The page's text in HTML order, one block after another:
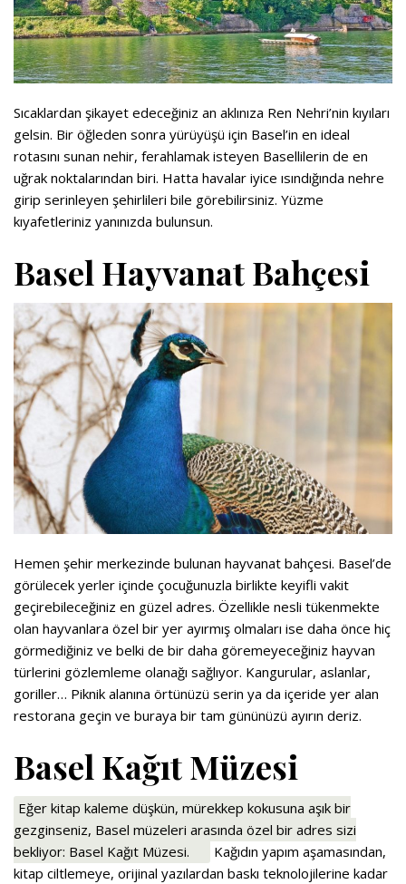
Sıcaklardan şikayet edeceğiniz an aklınıza Ren Nehri’nin kıyıları
gelsin. Bir öğleden sonra yürüyüşü için Basel’in en ideal
rotasını sunan nehir, ferahlamak isteyen Basellilerin de en
uğrak noktalarından biri. Hatta havalar iyice ısındığında nehre
girip serinleyen şehirlileri bile görebilirsiniz. Yüzme
kıyafetleriniz yanınızda bulunsun.
Basel Hayvanat Bahçesi
Hemen şehir merkezinde bulunan hayvanat bahçesi. Basel’de
görülecek yerler içinde çocuğunuzla birlikte keyifli vakit
geçirebileceğiniz en güzel adres. Özellikle nesli tükenmekte
olan hayvanlara özel bir yer ayırmış olmaları ise daha önce hiç
görmediğiniz ve belki de bir daha göremeyeceğiniz hayvan
türlerini gözlemleme olanağı sağlıyor. Kangurular, aslanlar,
goriller… Piknik alanına örtünüzü serin ya da içeride yer alan
restorana geçin ve buraya bir tam gününüzü ayırın deriz.
Basel Kağıt Müzesi
Eğer kitap kaleme düşkün, mürekkep kokusuna aşık bir
gezginseniz, Basel müzeleri arasında özel bir adres sizi
bekliyor: Basel Kağıt Müzesi.
Kağıdın yapım aşamasından,
kitap ciltlemeye, orijinal yazılardan baskı teknolojilerine kadar